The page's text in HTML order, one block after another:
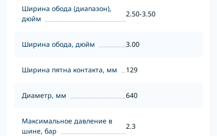
Ширина обода (диапазон),
дюйм
2.50-3.50
Ширина обода, дюйм 3.00
Ширина пятна контакта, мм 129
Диаметр, мм 640
Максимальное давление в
шине, бар
2.3